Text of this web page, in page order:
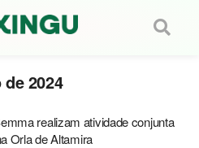
2024
realizam atividade conjunta
Orla de Altamira